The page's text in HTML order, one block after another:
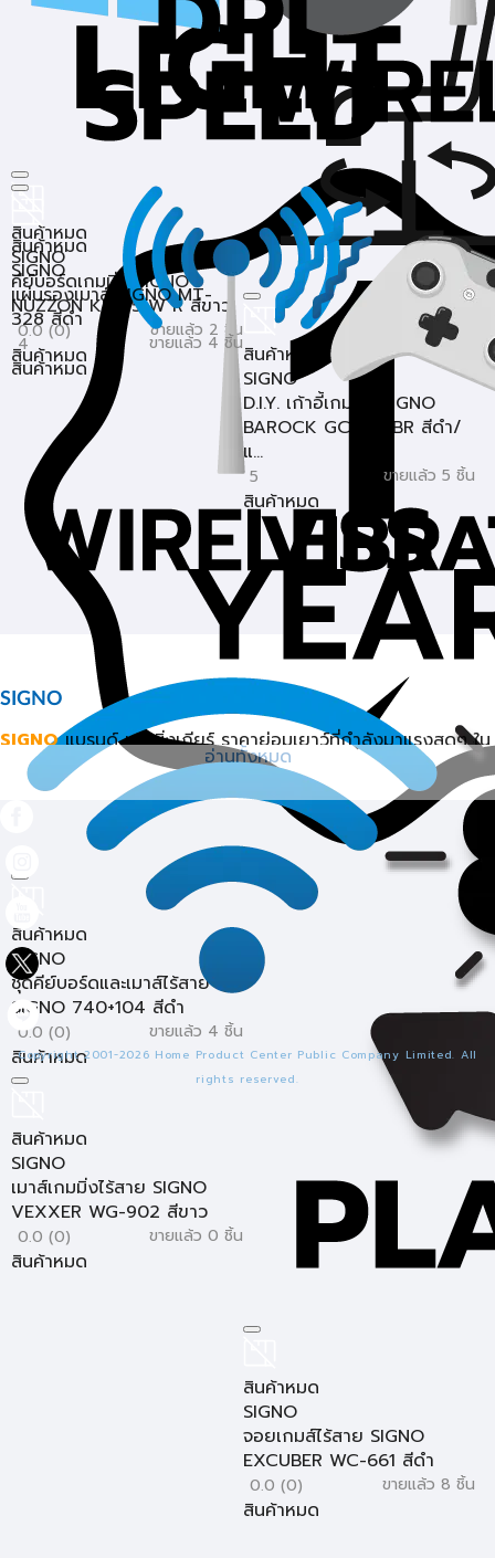
สินค้าหมด
SIGNO
คีย์บอร์ดเกมมิ่ง SIGNO
NUZZON KB-751W R สีขาว
0.0 (0) ขายแล้ว 2 ชิ้น
สินค้าหมด
สินค้าหมด
SIGNO
ชุดคีย์บอร์ดและเมาส์ไร้สาย
SIGNO 740+104 สีดำ
0.0 (0) ขายแล้ว 4 ชิ้น
สินค้าหมด
สินค้าหมด
SIGNO
D.I.Y. เก้าอี้เกมมิ่ง SIGNO
BAROCK GC-202BR สีดำ/
แ...
5 ขายแล้ว 5 ชิ้น
สินค้าหมด
สินค้าหมด
SIGNO
เมาส์เกมมิ่งไร้สาย SIGNO
VEXXER WG-902 สีขาว
0.0 (0) ขายแล้ว 0 ชิ้น
สินค้าหมด
สินค้าหมด
SIGNO
จอยเกมส์ไร้สาย SIGNO
EXCUBER WC-661 สีดำ
0.0 (0) ขายแล้ว 8 ชิ้น
สินค้าหมด
สินค้าหมด
SIGNO
แผ่นรองเมาส์ SIGNO MT-
328 สีดำ
4 ขายแล้ว 4 ชิ้น
สินค้าหมด
SIGNO
SIGNOแบรนด์ เกมมิ่งเกียร์ ราคาย่อมเยาว์ที่กำลังมาแรงสุดๆ ใน
เวลานี้ สำหรับเกมเมอร์มือใหม่ ไปจนถึงเกมเมอร์มืออาชีพ เชื่อว่า
ไม่มีใครไม่รู้จักแบรนด์ ซิกโน่ อย่างแน่นอน ด้วยความมุ่งมั่นของ
แบรนด์ที่ต้องการมอบสินค้าคุณภาพดีที่มีราคาจับต้องได้ สบาย
กระเป๋า เจาะกลุ่มลูกค้าเกมเมอร์และผู้ใช้งานทั่วไป ด้วยอุปกรณ์เกม
มิ่งเกียร์ต่างๆ ที่มีให้เลือกตั้งแต่
คีย์บอร์ดเกมมิ่ง
เก้าอี้เกมมิ่ง
เมาส์เกมมิ่ง
หูฟังเกมมิ่ง และยังมีสินค้าอื่นๆ อีกมากมาย ด้วย
การออกแบบและดีไซน์ที่ทันสมัย มีความสวยงาม พร้อมกับจุดเด่น
ของแบรนด์
ที่การตกแต่งด้วยไฟ RGB ที่สวยงาม และ
การออกแบบตัวอุปกรณ์ด้วยสีโทนแดงและดำ ดูดุดัน สวยงาม และ
ยังมีแบบสีสันสดใสที่ออกแบบมาเพื่อเจาะกลุ่มลูกค้าทั่วไปที่ต้องการ
ซื้อไปใช้งานในรูปแบบต่างๆ อีกด้วย
คีย์บอร์ดเกมมิ่ง เมาส์เกมมิ่ง เก้าอี้เกมมิ่ง SIGNO
SIGNO
คุณภาพดี ได้มาตรฐานความปลอดภัยในการใช้งาน สามารถเข้ามา
เลือกซื้อได้แล้วที่
มีสินค้าให้ท่านได้เลือกช้อ
ปมากมาย หลากหลายหมวดหมู่ ครบจบทุกเรื่องบ้าน พร้อมบริการ
จัดส่งถึงมือท่านอย่างปลอดภัย รวดเร็วทันใจ ด้วยบริการจากทีม
งานมืออาชีพของโฮมโปรHomePro Call Center 1284
อ่านทั้งหมด
Copyright 2001-2026 Home Product Center Public Company Limited. All
rights reserved.